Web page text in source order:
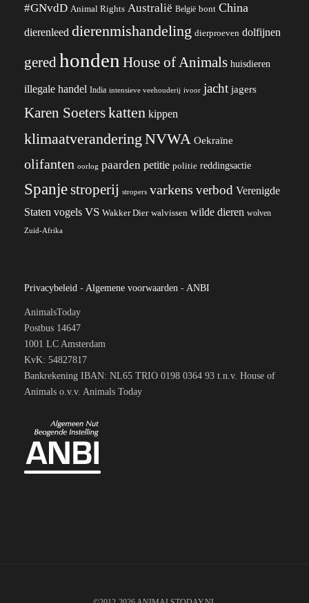
#GNvdD Animal Rights Australië België bont China
dierenleed dierenmishandeling dierproeven dolfijnen
geredhonden House of Animals huisdieren
illegale handel India intensieve veehouderij ivoor jacht jagers
Karen Soeterskatten kippen
klimaatverandering NVWA Oekraïne
olifanten oorlog paarden petitie politie reddingsactie
Spanjestroperij stropers varkens verbod Verenigde
Staten vogels VS Wakker Dier walvissen wilde dieren wolven
Zuid-Afrika
Privacybeleid - Algemene voorwaarden - ANBI
AnimalsToday
Postbus 14647
1001 LC Amsterdam
KvK: 54827817
Bankrekening IBAN: NL65 TRIO 0198 0364 93 t.n.v. House of
Animals o.v.v. Animals Today